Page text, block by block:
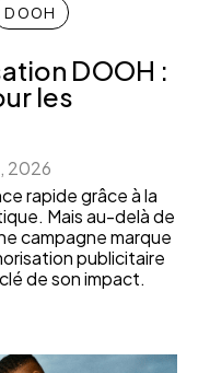
DOOH
DOOH :
les
2026
rapide grâce à la
Mais au-delà de
campagne marque
publicitaire
de son impact.